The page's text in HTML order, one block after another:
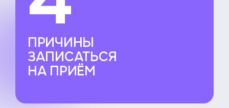
ПРИЧИНЫ
ЗАПИСАТЬСЯ
НА ПРИЁМ